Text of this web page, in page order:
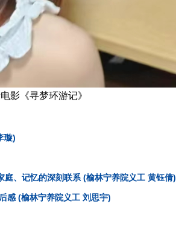
影《寻梦环游记》
璇)
庭、记忆的深刻联系 (榆林宁养院义工 黄钰倩)
感 (榆林宁养院义工 刘思宇)